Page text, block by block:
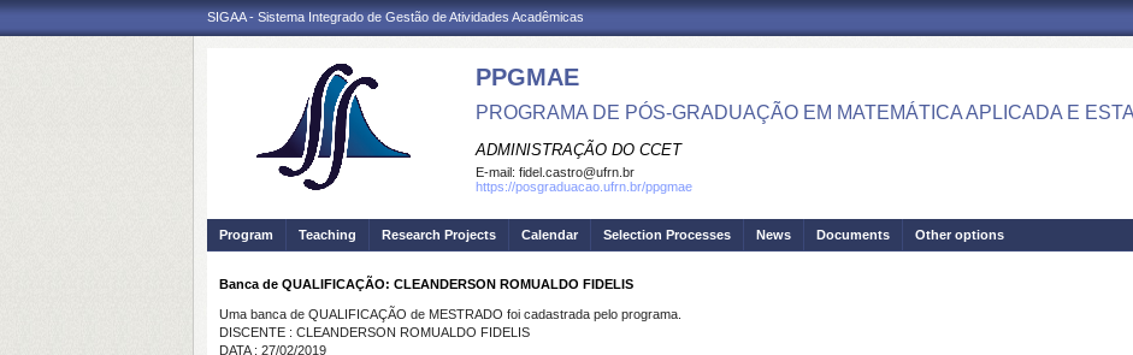
SIGAA - Sistema Integrado de Gestão de Atividades Acadêmicas
PPGMAE
PROGRAMA DE PÓS-GRADUAÇÃO EM MATEMÁTICA APLICADA E
ADMINISTRAÇÃO DO CCET
E-mail: fidel.castro@ufrn.br
https://posgraduacao.ufrn.br/ppgmae
Program Teaching Research Projects Calendar Selection Processes News Documents Other options
Banca de QUALIFICAÇÃO: CLEANDERSON ROMUALDO FIDELIS
Uma banca de QUALIFICAÇÃO de MESTRADO foi cadastrada pelo programa.
DISCENTE : CLEANDERSON ROMUALDO FIDELIS
DATA : 27/02/2019